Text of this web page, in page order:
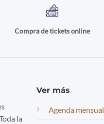
Compra de tickets online
la
Ver más
Agenda mensual